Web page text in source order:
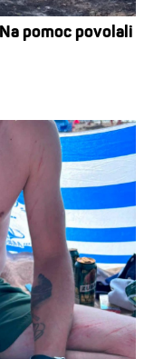
pomoc povolali